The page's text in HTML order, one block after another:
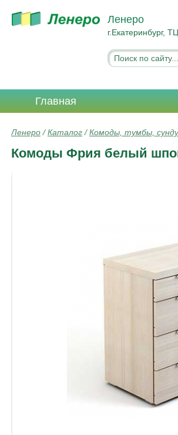
Ленеро
г.Екатеринбург,
Главная
Ленеро /Каталог /Комоды, тумбы,
Комоды Фрия белый